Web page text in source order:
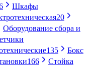
Шкафы
20
Оборудование сбора и
135
Бокс
166
Стойка